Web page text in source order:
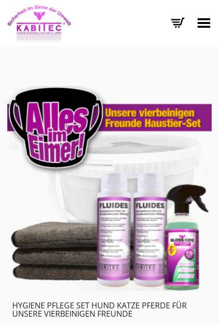
Menü umschalten
HYGIENE PFLEGE SET HUND KATZE PFERDE FÜR
UNSERE VIERBEINIGEN FREUNDE